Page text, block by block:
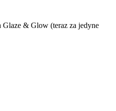
Glaze & Glow (teraz za jedyne